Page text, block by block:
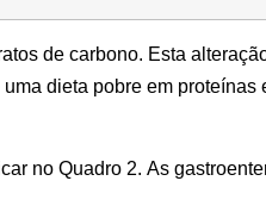
de carbono. Esta
dieta pobre em
no Quadro 2. As